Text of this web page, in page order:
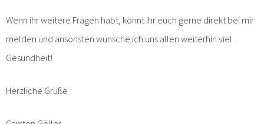
Wenn ihr weitere Fragen habt, könnt ihr euch gerne direkt bei mir
melden und ansonsten wünsche ich uns allen weiterhin viel
Gesundheit!
Herzliche Grüße